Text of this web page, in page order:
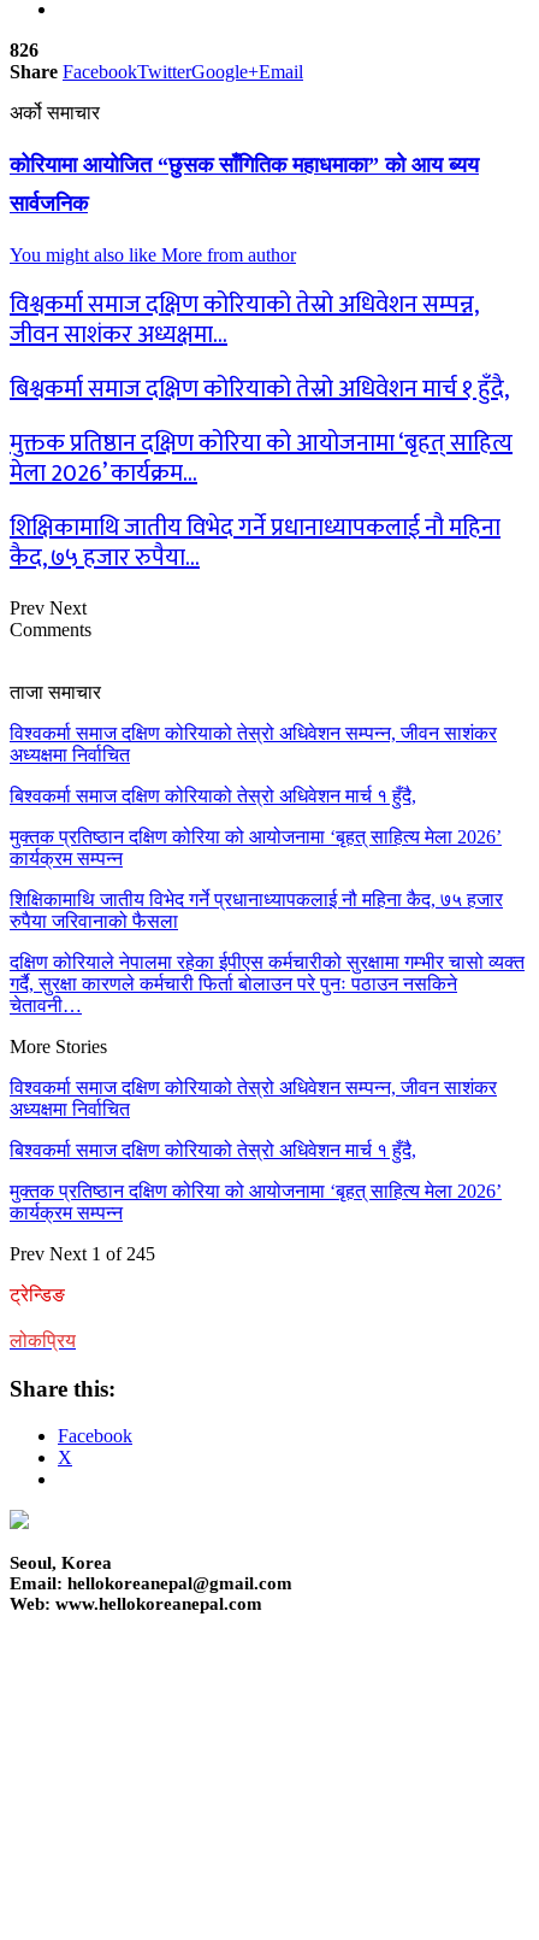
826
Share FacebookTwitterGoogle+Email
अर्को समाचार
कोरियामा आयोजित “छुसक साँगितिक महाधमाका” को आय ब्यय
सार्वजनिक
You might also like More from author
विश्वकर्मा समाज दक्षिण कोरियाको तेस्रो अधिवेशन सम्पन्न,
जीवन साशंकर अध्यक्षमा…
बिश्वकर्मा समाज दक्षिण कोरियाको तेस्रो अधिवेशन मार्च १ हुँदै,
मुक्तक प्रतिष्ठान दक्षिण कोरिया को आयोजनामा ‘बृहत् साहित्य
मेला 2026’ कार्यक्रम…
शिक्षिकामाथि जातीय विभेद गर्ने प्रधानाध्यापकलाई नौ महिना
कैद, ७५ हजार रुपैया…
Prev Next
Comments
ताजा समाचार
विश्वकर्मा समाज दक्षिण कोरियाको तेस्रो अधिवेशन सम्पन्न, जीवन साशंकर
अध्यक्षमा निर्वाचित
बिश्वकर्मा समाज दक्षिण कोरियाको तेस्रो अधिवेशन मार्च १ हुँदै,
मुक्तक प्रतिष्ठान दक्षिण कोरिया को आयोजनामा ‘बृहत् साहित्य मेला 2026’
कार्यक्रम सम्पन्न
शिक्षिकामाथि जातीय विभेद गर्ने प्रधानाध्यापकलाई नौ महिना कैद, ७५ हजार
रुपैया जरिवानाको फैसला
दक्षिण कोरियाले नेपालमा रहेका ईपीएस कर्मचारीको सुरक्षामा गम्भीर चासो व्यक्त
गर्दै, सुरक्षा कारणले कर्मचारी फिर्ता बोलाउन परे पुनः पठाउन नसकिने
चेतावनी…
More Stories
विश्वकर्मा समाज दक्षिण कोरियाको तेस्रो अधिवेशन सम्पन्न, जीवन साशंकर
अध्यक्षमा निर्वाचित
बिश्वकर्मा समाज दक्षिण कोरियाको तेस्रो अधिवेशन मार्च १ हुँदै,
मुक्तक प्रतिष्ठान दक्षिण कोरिया को आयोजनामा ‘बृहत् साहित्य मेला 2026’
कार्यक्रम सम्पन्न
Prev Next 1 of 245
ट्रेन्डिङ
लोकप्रिय
Share this:
Facebook
X
Seoul, Korea
Email: hellokoreanepal@gmail.com
Web: www.hellokoreanepal.com